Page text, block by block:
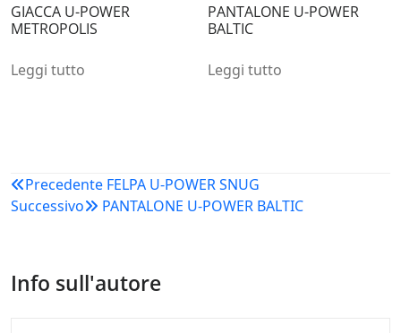
GIACCA U-POWER
METROPOLIS
Leggi tutto
PANTALONE U-POWER
BALTIC
Leggi tutto
Navigazione
articoli
Precedente FELPA U-POWER SNUG
Successivo
PANTALONE U-POWER BALTIC
Info sull'autore